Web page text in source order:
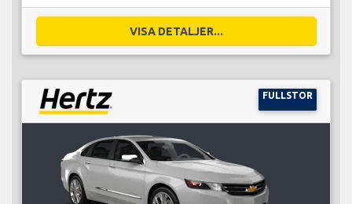
VISA DETALJER...
FULLSTOR